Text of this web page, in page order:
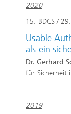
2020
15. BDCS /
Usable
als ein
Dr. Gerhard
für Sicherheit
2019